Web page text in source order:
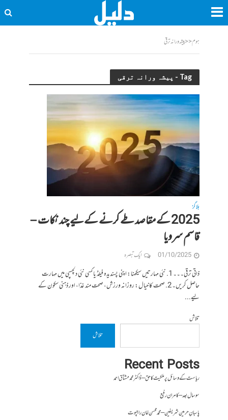
ہوم<<پیشہ ورانہ ترقی
Tag - پیشہ ورانہ ترقی
بلاگز
2025 کے مقاصد طے کرنے کےلیے چند نکات –
قاسم سرویا
01/10/2025 ایک تبصرہ
ذاتی ترقی۔۔۔ 1. نئی مہارتیں سیکھنا: اپنی پسندیدہ فیلڈ یا کسی نئی دلچسپی میں مہارت
حاصل کریں۔ 2. صحت کا خیال: روزانہ ورزش، صحت مند غذا، اور ذہنی سکون کے
لیے...
تلاش
تلاش
Recent Posts
ریاست کے وسائل پر ملکیت کا حق – ڈاکٹر محمد مشتاق احمد
سو سال بعد – کامران رفیع
پاسبانِ حرمین شریفین – محمد محسن خان راجپوت